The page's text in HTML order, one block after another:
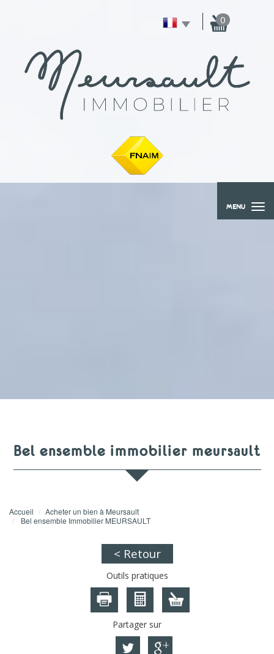
0
MENU
bel ensemble immobilier meursault
Accueil
Acheter un bien à Meursault
Bel ensemble Immobilier MEURSAULT
< Retour
Outils pratiques
Partager sur